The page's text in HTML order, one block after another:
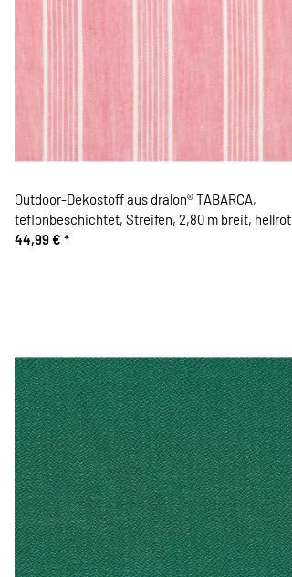
Outdoor-Dekostoff aus dralon® TABARCA,
teflonbeschichtet, Streifen, 2,80 m breit, hellrot
44,99 € *